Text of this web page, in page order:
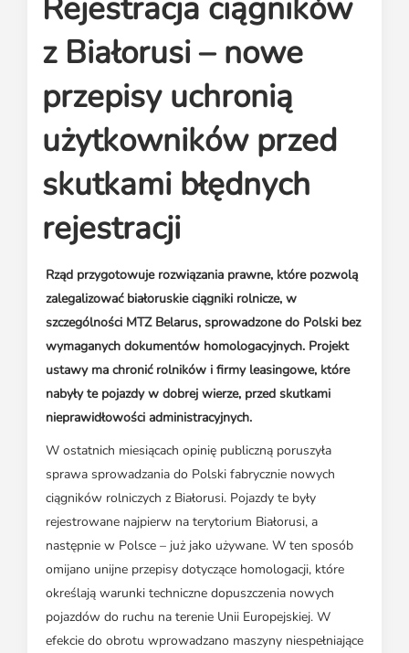
Partnerzy ZPL
Subskrybuj Leaseletter
Materiały do pobrania
Kontakt dla mediów
Klauzule informacyjne
Rejestracja ciągników
z Białorusi – nowe
przepisy uchronią
użytkowników przed
skutkami błędnych
rejestracji
Rząd przygotowuje rozwiązania prawne, które pozwolą
zalegalizować białoruskie ciągniki rolnicze, w
szczególności MTZ Belarus, sprowadzone do Polski bez
wymaganych dokumentów homologacyjnych. Projekt
ustawy ma chronić rolników i firmy leasingowe, które
nabyły te pojazdy w dobrej wierze, przed skutkami
nieprawidłowości administracyjnych.
W ostatnich miesiącach opinię publiczną poruszyła
sprawa sprowadzania do Polski fabrycznie nowych
ciągników rolniczych z Białorusi. Pojazdy te były
rejestrowane najpierw na terytorium Białorusi, a
następnie w Polsce – już jako używane. W ten sposób
omijano unijne przepisy dotyczące homologacji, które
określają warunki techniczne dopuszczenia nowych
pojazdów do ruchu na terenie Unii Europejskiej. W
efekcie do obrotu wprowadzano maszyny niespełniające